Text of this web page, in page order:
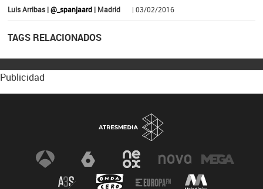
Luis Arribas |@_spanjaard| Madrid | 03/02/2016
TAGS RELACIONADOS
Publicidad